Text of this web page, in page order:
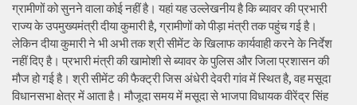
ग्रामीणों को सुनने वाला कोई नहीं है। यहां यह उल्लेखनीय है कि ब्यावर की प्रभारी
राज्य के उपमुख्यमंत्री दीया कुमारी है, ग्रामीणों को पीड़ा मंत्री तक पहुंच गई है।
लेकिन दीया कुमारी ने भी अभी तक श्री सीमेंट के खिलाफ कार्यवाही करने के निर्देश
नहीं दिए है। प्रभारी मंत्री की खामोशी से ब्यावर के पुलिस और जिला प्रशासन की
मौज हो गई है। श्री सीमेंट की फैक्ट्री जिस अंधेरी देवरी गांव में स्थित है, वह मसूदा
विधानसभा क्षेत्र में आता है। मौजूदा समय में मसूदा से भाजपा विधायक वीरेंद्र सिंह